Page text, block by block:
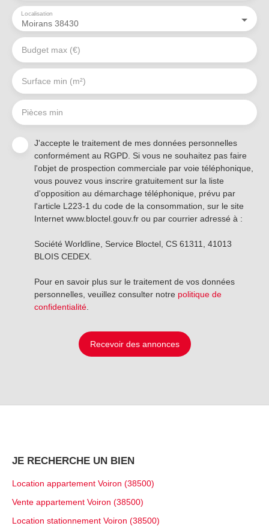
Moirans 38430
Localisation
Budget max (€)
Surface min (m²)
Pièces min
J'accepte le traitement de mes données personnelles
conformément au RGPD. Si vous ne souhaitez pas faire
l'objet de prospection commerciale par voie téléphonique,
vous pouvez vous inscrire gratuitement sur la liste
d'opposition au démarchage téléphonique, prévu par
l'article L223-1 du code de la consommation, sur le site
Internet www.bloctel.gouv.fr ou par courrier adressé à :
Société Worldline, Service Bloctel, CS 61311, 41013
BLOIS CEDEX.
Pour en savoir plus sur le traitement de vos données
personnelles, veuillez consulter notre politique de
confidentialité.
Recevoir des annonces
JE RECHERCHE UN BIEN
Location appartement Voiron (38500)
Vente appartement Voiron (38500)
Location stationnement Voiron (38500)